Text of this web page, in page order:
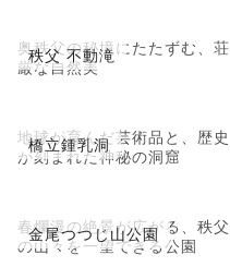
秩父 不動滝
奥秩父の秘境にたたずむ、荘
厳な自然美
橋立鍾乳洞
地球が育んだ芸術品と、歴史
が刻まれた神秘の洞窟
金尾つつじ山公園
春爛漫の絶景が広がる、秩父
の山々を一望できる公園